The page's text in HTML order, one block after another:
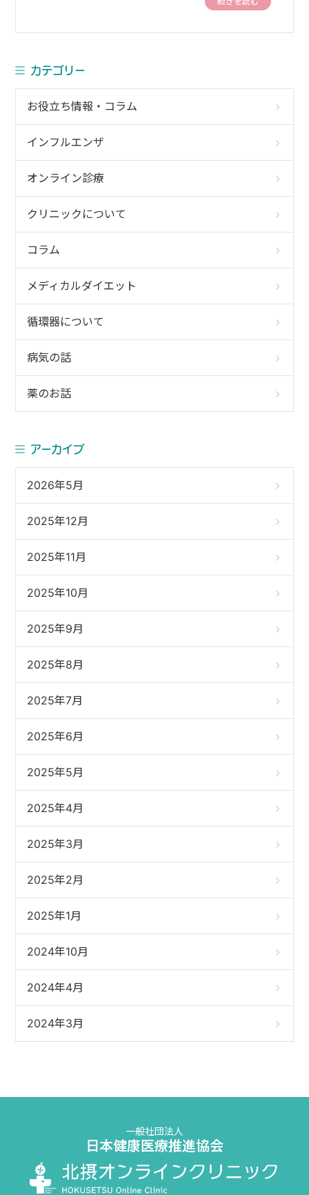
カテゴリー
お役立ち情報・コラム
インフルエンザ
オンライン診療
クリニックについて
コラム
メディカルダイエット
循環器について
病気の話
薬のお話
アーカイブ
2026年5月
2025年12月
2025年11月
2025年10月
2025年9月
2025年8月
2025年7月
2025年6月
2025年5月
2025年4月
2025年3月
2025年2月
2025年1月
2024年10月
2024年4月
2024年3月
一般社団法人
日本健康医療推進協会